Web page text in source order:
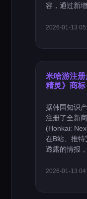
容，通过新
2026-01-13
米哈游注
精灵》商标
据韩国知识
注册了全新
(Honkai:
在B站、推
透露的情报
2026-01-13